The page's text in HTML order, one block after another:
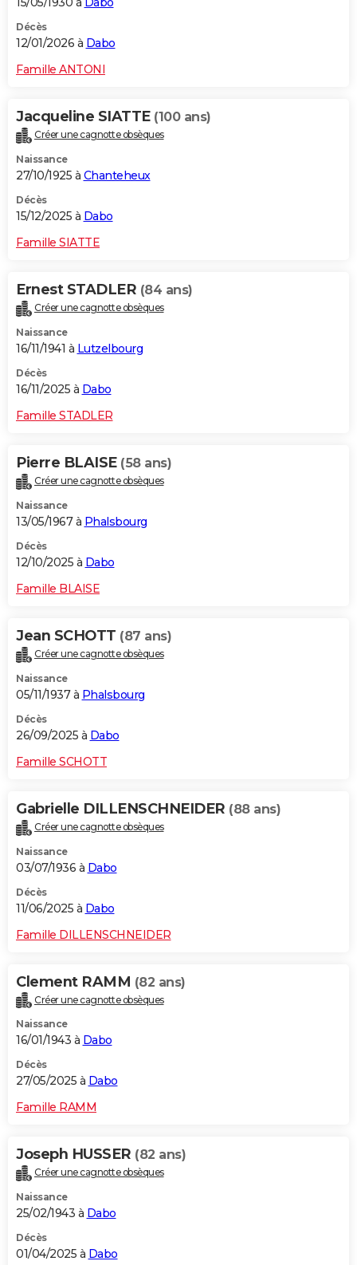
Décès
12/01/2026 à Dabo
Famille ANTONI
Jacqueline SIATTE (100 ans)
Créer une cagnotte obsèques
Naissance
27/10/1925 à Chanteheux
Décès
15/12/2025 à Dabo
Famille SIATTE
Ernest STADLER (84 ans)
Créer une cagnotte obsèques
Naissance
16/11/1941 à Lutzelbourg
Décès
16/11/2025 à Dabo
Famille STADLER
Pierre BLAISE (58 ans)
Créer une cagnotte obsèques
Naissance
13/05/1967 à Phalsbourg
Décès
12/10/2025 à Dabo
Famille BLAISE
Jean SCHOTT (87 ans)
Créer une cagnotte obsèques
Naissance
05/11/1937 à Phalsbourg
Décès
26/09/2025 à Dabo
Famille SCHOTT
Gabrielle DILLENSCHNEIDER (88 ans)
Créer une cagnotte obsèques
Naissance
03/07/1936 à Dabo
Décès
11/06/2025 à Dabo
Famille DILLENSCHNEIDER
Clement RAMM (82 ans)
Créer une cagnotte obsèques
Naissance
16/01/1943 à Dabo
Décès
27/05/2025 à Dabo
Famille RAMM
Joseph HUSSER (82 ans)
Créer une cagnotte obsèques
Naissance
25/02/1943 à Dabo
Décès
01/04/2025 à Dabo